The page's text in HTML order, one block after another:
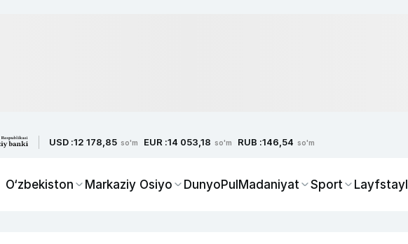
USD :12 178,85 so'm EUR :14 053,18 so'm RUB :146,54 so'm
O‘zbekiston Markaziy Osiyo DunyoPulMadaniyat Sport Layfstayl